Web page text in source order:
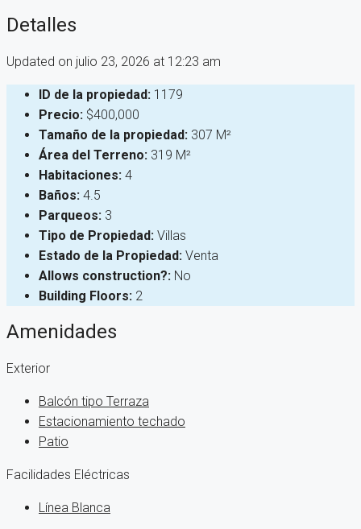
Detalles
Updated on julio 23, 2026 at 12:23 am
ID de la propiedad: 1179
Precio: $400,000
Tamaño de la propiedad: 307 M²
Área del Terreno: 319 M²
Habitaciones: 4
Baños: 4.5
Parqueos: 3
Tipo de Propiedad: Villas
Estado de la Propiedad: Venta
Allows construction?: No
Building Floors: 2
Amenidades
Exterior
Balcón tipo Terraza
Estacionamiento techado
Patio
Facilidades Eléctricas
Línea Blanca